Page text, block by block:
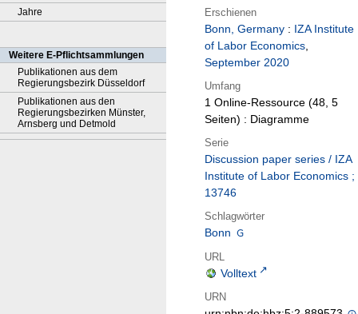
Jahre
Weitere E-Pflichtsammlungen
Publikationen aus dem
Regierungsbezirk Düsseldorf
Publikationen aus den
Regierungsbezirken Münster,
Arnsberg und Detmold
Erschienen
Bonn, Germany : IZA Institute
of Labor Economics,
September 2020
Umfang
1 Online-Ressource (48, 5
Seiten) : Diagramme
Serie
Discussion paper series / IZA
Institute of Labor Economics ;
13746
Schlagwörter
Bonn
URL
Volltext
URN